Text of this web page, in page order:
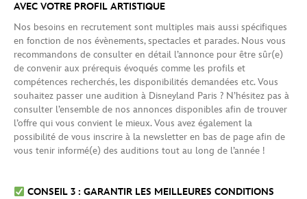
AVEC VOTRE PROFIL ARTISTIQUE
Nos besoins en recrutement sont multiples mais aussi spécifiques
en fonction de nos évènements, spectacles et parades. Nous vous
recommandons de consulter en détail l’annonce pour être sûr(e)
de convenir aux prérequis évoqués comme les profils et
compétences recherchés, les disponibilités demandées etc. Vous
souhaitez passer une audition à Disneyland Paris ? N’hésitez pas à
consulter l’ensemble de nos annonces disponibles afin de trouver
l’offre qui vous convient le mieux. Vous avez également la
possibilité de vous inscrire à la newsletter en bas de page afin de
vous tenir informé(e) des auditions tout au long de l’année !
CONSEIL 3 : GARANTIR LES MEILLEURES CONDITIONS